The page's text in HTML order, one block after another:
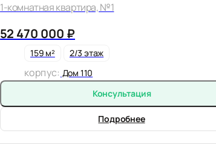
1-комнатная квартира, №1
52 470 000 ₽
159 м² 2/3 этаж
корпус: Дом 110
Консультация
Подробнее